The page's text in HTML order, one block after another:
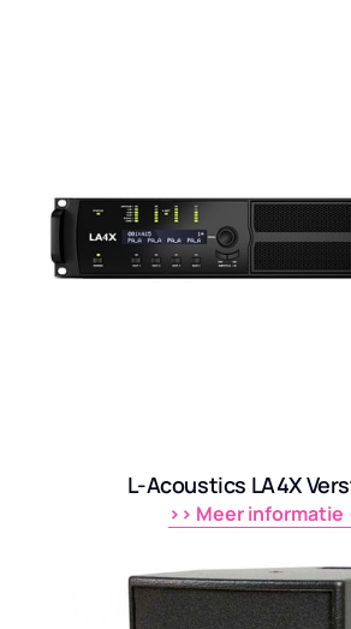
L-Acoustics LA4X
>> Meer informatie